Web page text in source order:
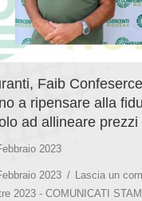
Faib
a ripensare alla
ad allineare prezzi
2023
2023
Lascia un
2023 - COMUNICATI